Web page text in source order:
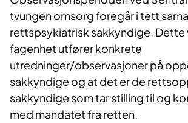
tvungen omsorg foregår i tett
rettspsykiatrisk sakkyndige. Dette
fagenhet utfører konkrete
utredninger/observasjoner på
sakkyndige og at det er de
sakkyndige som tar stilling til og
med mandatet fra retten.